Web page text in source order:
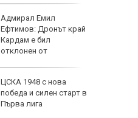
Адмирал Емил
Ефтимов: Дронът край
Кардам е бил
отклонен от
ЦСКА 1948 с нова
победа и силен старт в
Първа лига